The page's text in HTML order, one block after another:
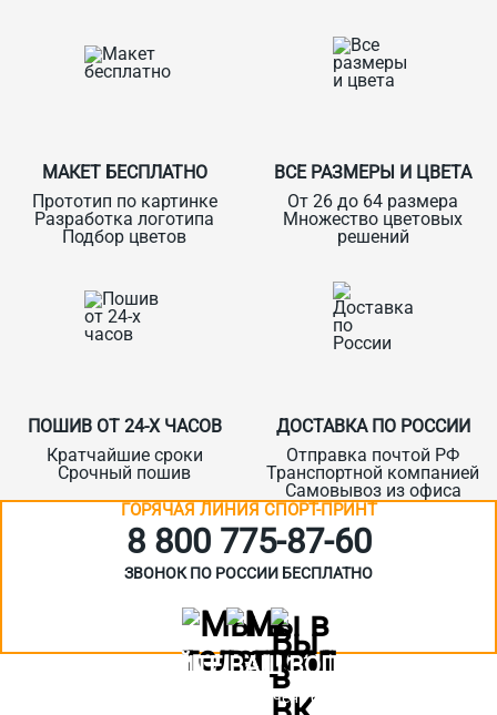
МАКЕТ БЕСПЛАТНО
Прототип по картинке
Разработка логотипа
Подбор цветов
ВСЕ РАЗМЕРЫ И ЦВЕТА
От 26 до 64 размера
Множество цветовых
решений
ПОШИВ ОТ 24-Х ЧАСОВ
Кратчайшие сроки
Срочный пошив
ДОСТАВКА ПО РОССИИ
Отправка почтой РФ
Транспортной компанией
Самовывоз из офиса
ГОРЯЧАЯ ЛИНИЯ СПОРТ-ПРИНТ
8 800 775‑87-60
ЗВОНОК ПО РОССИИ БЕСПЛАТНО
ЗАДАЙТЕ ВАШ ВОПРОС
Или кратко опишите ситуацию. Мы очень быстро свяжемся с вами